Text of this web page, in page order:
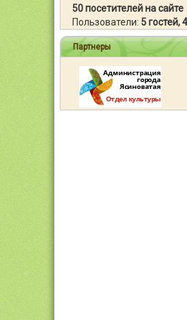
50 посетителей на сайте
Пользователи: 5 гостей,
Партнеры